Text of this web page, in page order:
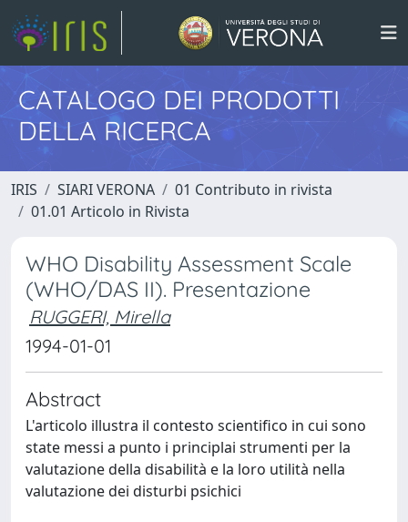
CATALOGO DEI PRODOTTI
DELLA RICERCA
IRIS SIARI VERONA
01 Contributo in rivista
01.01 Articolo in Rivista
WHO Disability Assessment Scale
(WHO/DAS II). Presentazione
RUGGERI, Mirella
1994-01-01
Abstract
L'articolo illustra il contesto scientifico in cui sono
state messi a punto i principlai strumenti per la
valutazione della disabilità e la loro utilità nella
valutazione dei disturbi psichici